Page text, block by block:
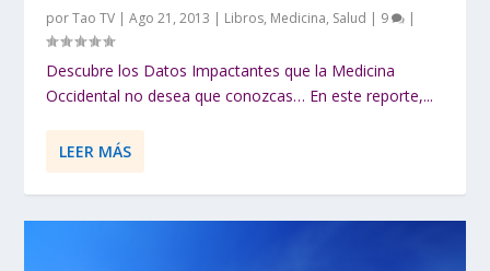
porTao TV |Ago 21, 2013 | Libros, Medicina, Salud | 9 |
Descubre los Datos Impactantes que la Medicina
Occidental no desea que conozcas… En este reporte,...
LEER MÁS